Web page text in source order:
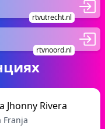
rtvutrecht.nl
rtvnoord.nl
Jhonny Rivera
Franja